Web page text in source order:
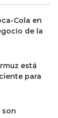
Cola en
de la
está
para
son